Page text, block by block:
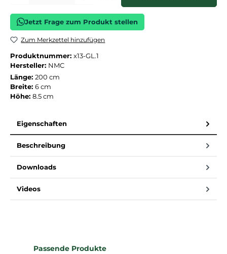
Jetzt Frage zum Produkt stellen
Zum Merkzettel hinzufügen
Produktnummer: x13-GL.1
Hersteller: NMC
Länge: 200 cm
Breite: 6 cm
Höhe: 8.5 cm
Eigenschaften
Beschreibung
Downloads
Videos
Produktgalerie überspringen
Passende Produkte